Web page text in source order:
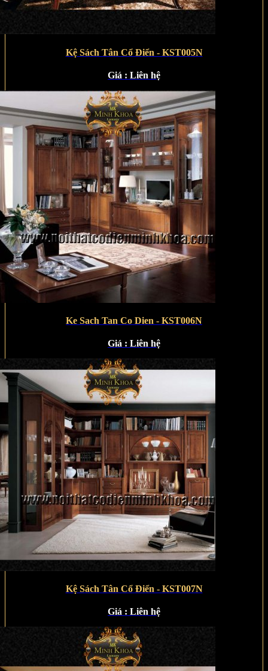
Kệ Sách Tân Cổ Điển - KST005N
Giá : Liên hệ
Ke Sach Tan Co Dien - KST006N
Giá : Liên hệ
Kệ Sách Tân Cổ Điển - KST007N
Giá : Liên hệ